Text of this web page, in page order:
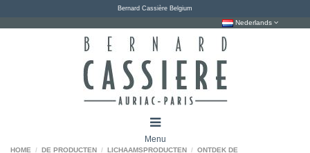
Bernard Cassière Belgium
Nederlands
Menu
HOME DE PRODUCTEN LICHAAMSPRODUCTEN
ONTDEK DE